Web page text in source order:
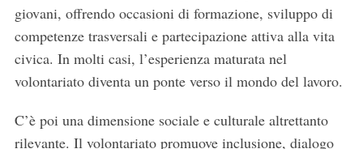
giovani, offrendo occasioni di formazione, sviluppo di
competenze trasversali e partecipazione attiva alla vita
civica. In molti casi, l’esperienza maturata nel
volontariato diventa un ponte verso il mondo del lavoro.
C’è poi una dimensione sociale e culturale altrettanto
rilevante. Il volontariato promuove inclusione, dialogo